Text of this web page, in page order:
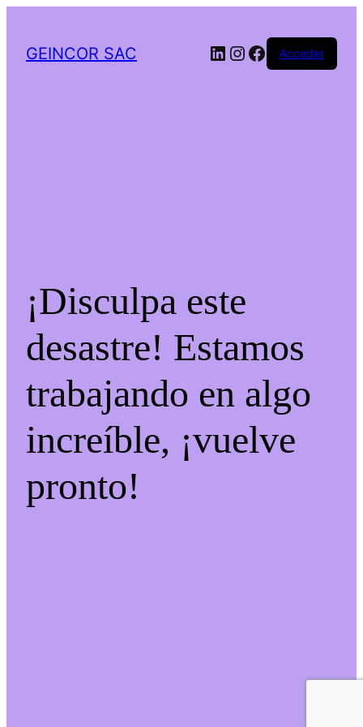
GEINCOR SAC LinkedIn
Instagram
Facebook
Acceder
¡Disculpa este
desastre! Estamos
trabajando en algo
increíble, ¡vuelve
pronto!